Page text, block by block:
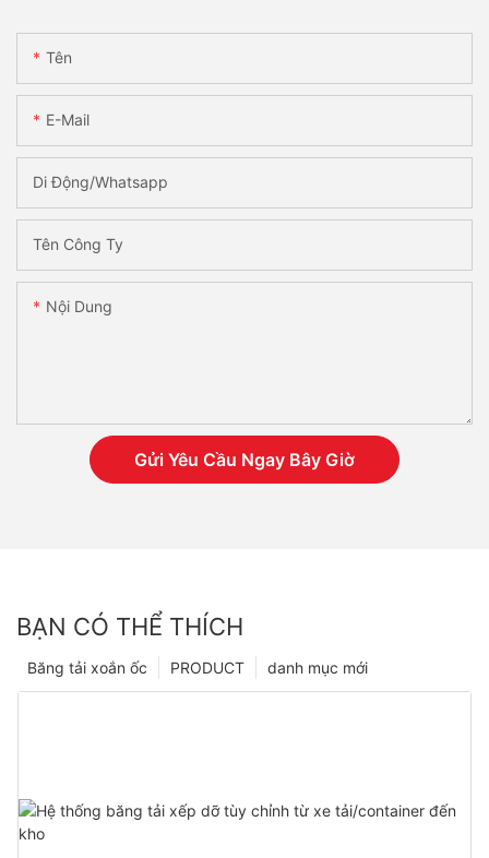
Tên
E-Mail
Di Động/Whatsapp
Tên Công Ty
Nội Dung
Gửi Yêu Cầu Ngay Bây Giờ
BẠN CÓ THỂ THÍCH
danh mục mới
PRODUCT
Băng tải xoắn ốc